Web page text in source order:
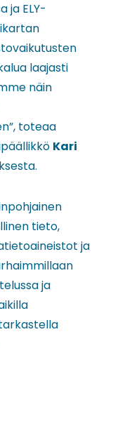
ja ELY-
laajasti
näin
toteaa
Kari
tieto,
ja
ja